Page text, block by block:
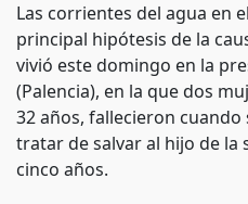
Las corrientes del agua en
principal hipótesis de la
vivió este domingo en la
(Palencia), en la que dos
32 años, fallecieron
tratar de salvar al hijo de la
cinco años.